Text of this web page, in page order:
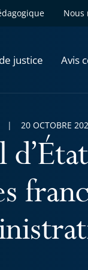
Nous
justice Avis
20 OCTOBRE